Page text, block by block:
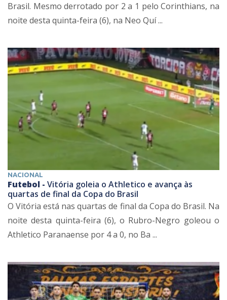
Brasil. Mesmo derrotado por 2 a 1 pelo Corinthians, na
noite desta quinta-feira (6), na Neo Quí ...
NACIONAL
Futebol - Vitória goleia o Athletico e avança às
quartas de final da Copa do Brasil
O Vitória está nas quartas de final da Copa do Brasil. Na
noite desta quinta-feira (6), o Rubro-Negro goleou o
Athletico Paranaense por 4 a 0, no Ba ...